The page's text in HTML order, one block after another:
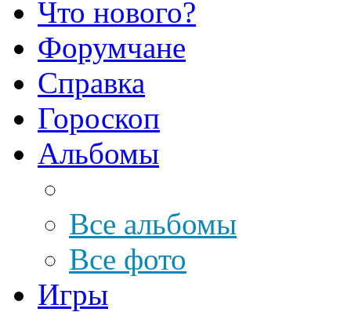
Что нового?
Форумчане
Справка
Гороскоп
Альбомы
Все альбомы
Все фото
Игры